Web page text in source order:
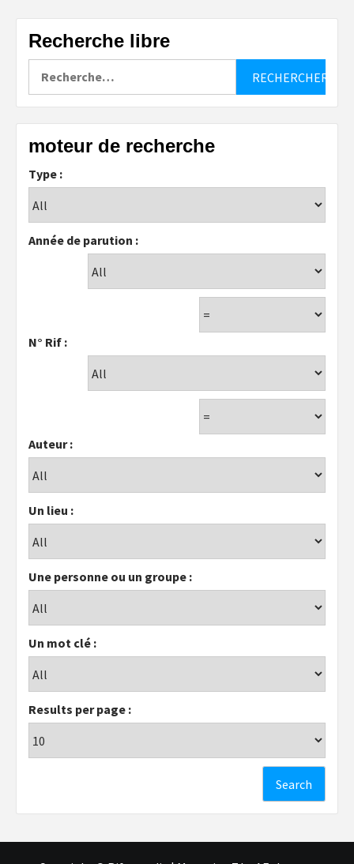
Recherche libre
moteur de recherche
Type :
Année de parution :
N° Rif :
Auteur :
Un lieu :
Une personne ou un groupe :
Un mot clé :
Results per page :